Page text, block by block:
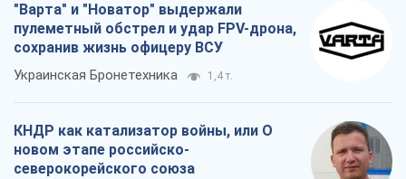
"Варта" и "Новатор" выдержали
пулеметный обстрел и удар FPV-дрона,
сохранив жизнь офицеру ВСУ
Украинская Бронетехника 1,4 т.
КНДР как катализатор войны, или О
новом этапе российско-
северокорейского союза